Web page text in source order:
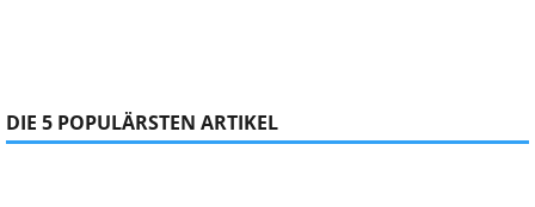
DIE 5 POPULÄRSTEN ARTIKEL